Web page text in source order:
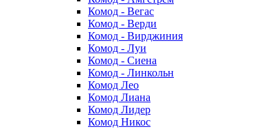
Комод - Вегас
Комод - Верди
Комод - Вирджиния
Комод - Луи
Комод - Сиена
Комод - Линкольн
Комод Лео
Комод Лиана
Комод Лидер
Комод Никос